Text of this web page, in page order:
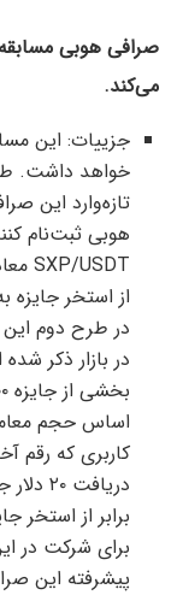
می‌کند.
خواهد داشت.
تازه‌وارد این
هوبی ثبت‌نام
در طرح دوم این
برای شرکت در
پیشرفته این